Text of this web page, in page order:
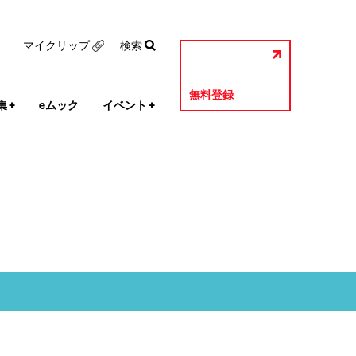
+ eムック イベント +
無料登録
マイクリップ 検索